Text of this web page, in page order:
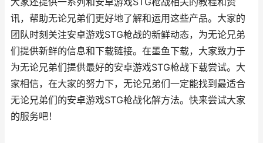
讯，帮助无论兄弟们更好地了解和运用这些产品。大家的
团队时刻关注安卓游戏STG枪战的新鲜动态，为无论兄弟
们提供新鲜的信息和下载链接。在墨鱼下载，大家致力于
为无论兄弟们提供最好的安卓游戏STG枪战下载尝试。大
家相信，在大家的努力下，无论兄弟们一定能找到最适合
无论兄弟们的安卓游戏STG枪战化解方法。快来尝试大家
的服务吧！